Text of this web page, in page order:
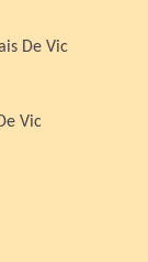
De Vic
Vic